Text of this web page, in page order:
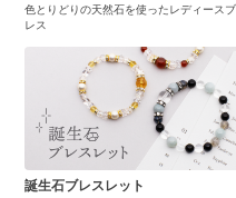
色とりどりの天然石を使ったレディースブ
レス
誕生石ブレスレット